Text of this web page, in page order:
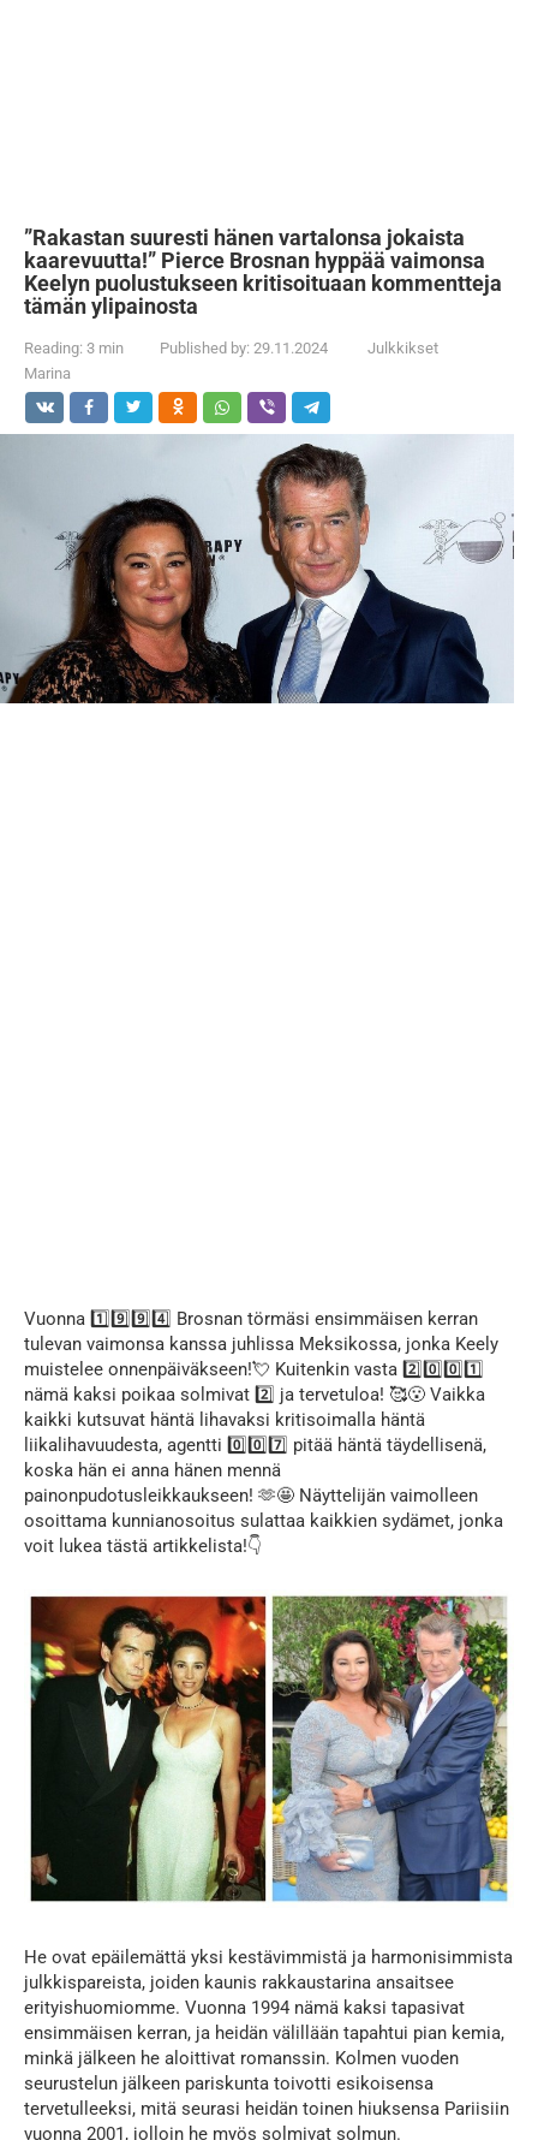
”Rakastan suuresti hänen vartalonsa jokaista
kaarevuutta!” Pierce Brosnan hyppää vaimonsa
Keelyn puolustukseen kritisoituaan kommentteja
tämän ylipainosta
Reading: 3 min Published by: 29.11.2024
Julkkikset
Marina
Vuonna 1️⃣9️⃣9️⃣4️⃣ Brosnan törmäsi ensimmäisen kerran
tulevan vaimonsa kanssa juhlissa Meksikossa, jonka Keely
muistelee onnenpäiväkseen!💘 Kuitenkin vasta 2️⃣0️⃣0️⃣1️⃣
nämä kaksi poikaa solmivat 2️⃣ ja tervetuloa! 🥰😮 Vaikka
kaikki kutsuvat häntä lihavaksi kritisoimalla häntä
liikalihavuudesta, agentti 0️⃣0️⃣7️⃣ pitää häntä täydellisenä,
koska hän ei anna hänen mennä
painonpudotusleikkaukseen! 🫶🤩 Näyttelijän vaimolleen
osoittama kunnianosoitus sulattaa kaikkien sydämet, jonka
voit lukea tästä artikkelista!👇
He ovat epäilemättä yksi kestävimmistä ja harmonisimmista
julkkispareista, joiden kaunis rakkaustarina ansaitsee
erityishuomiomme. Vuonna 1994 nämä kaksi tapasivat
ensimmäisen kerran, ja heidän välillään tapahtui pian kemia,
minkä jälkeen he aloittivat romanssin. Kolmen vuoden
seurustelun jälkeen pariskunta toivotti esikoisensa
tervetulleeksi, mitä seurasi heidän toinen hiuksensa Pariisiin
vuonna 2001, jolloin he myös solmivat solmun.